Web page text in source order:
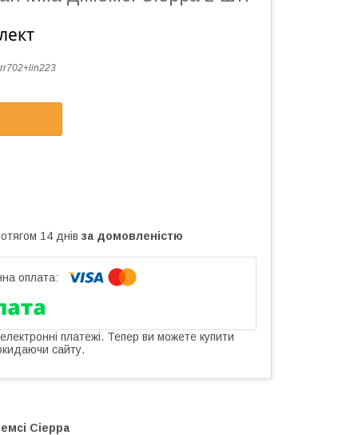
14 днів за домовленістю
платежі. Тепер ви можете купити
сайту.
Сіерра